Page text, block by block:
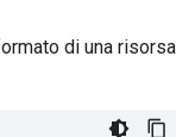
di una risorsa